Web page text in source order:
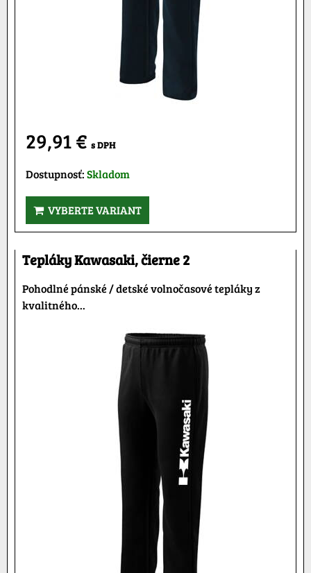
29,91 € s DPH
Dostupnosť:Skladom
VYBERTE VARIANT
Tepláky Kawasaki, čierne 2
Pohodlné pánské / detské volnočasové tepláky z
kvalitného...